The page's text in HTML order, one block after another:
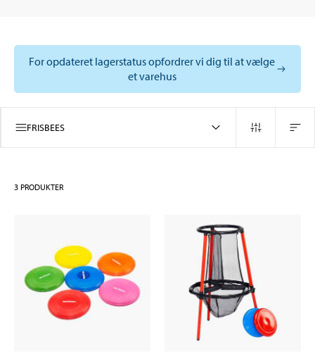
For opdateret lagerstatus opfordrer vi dig til at vælge
et varehus
FRISBEES
3 PRODUKTER